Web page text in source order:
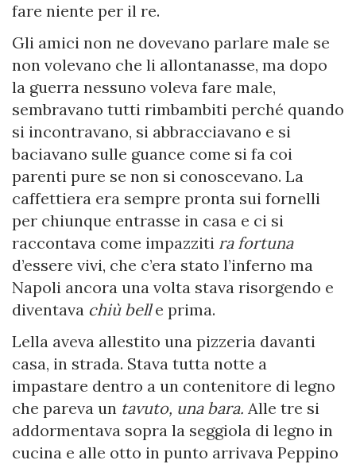
fare niente per il re.
Gli amici non ne dovevano parlare male se
non volevano che li allontanasse, ma dopo
la guerra nessuno voleva fare male,
sembravano tutti rimbambiti perché quando
si incontravano, si abbracciavano e si
baciavano sulle guance come si fa coi
parenti pure se non si conoscevano. La
caffettiera era sempre pronta sui fornelli
per chiunque entrasse in casa e ci si
raccontava come impazziti ra fortuna
d’essere vivi, che c’era stato l’inferno ma
Napoli ancora una volta stava risorgendo e
diventava chiù belle prima.
Lella aveva allestito una pizzeria davanti
casa, in strada. Stava tutta notte a
impastare dentro a un contenitore di legno
che pareva un tavuto, una bara. Alle tre si
addormentava sopra la seggiola di legno in
cucina e alle otto in punto arrivava Peppino